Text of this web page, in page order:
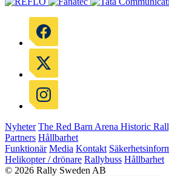
Nyheter The Red Barn Arena Historic
Partners Hållbarhet
Funktionär Media Kontakt
Helikopter / drönare Rallybuss Hållbarhet
© 2026 Rally Sweden AB